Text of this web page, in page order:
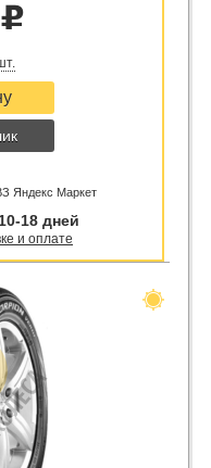
u
Яндекс Маркет
10-18 дней
и оплате